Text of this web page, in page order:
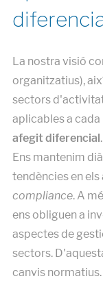
La nostra visió
organitzatius),
sectors
aplicables a
afegit diferencial .
Ens mantenim
tendències en
compliance. A
ens obliguen a
aspectes de
sectors.
canvis normatius.